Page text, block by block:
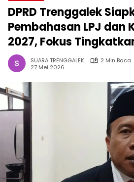
DPRD Trenggalek
Pembahasan LPJ dan
2027, Fokus
SUARA TRENGGALEK
2 Min Baca
27 Mei 2026